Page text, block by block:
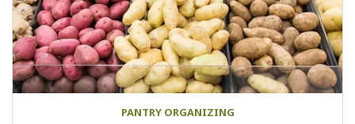
PANTRY ORGANIZING